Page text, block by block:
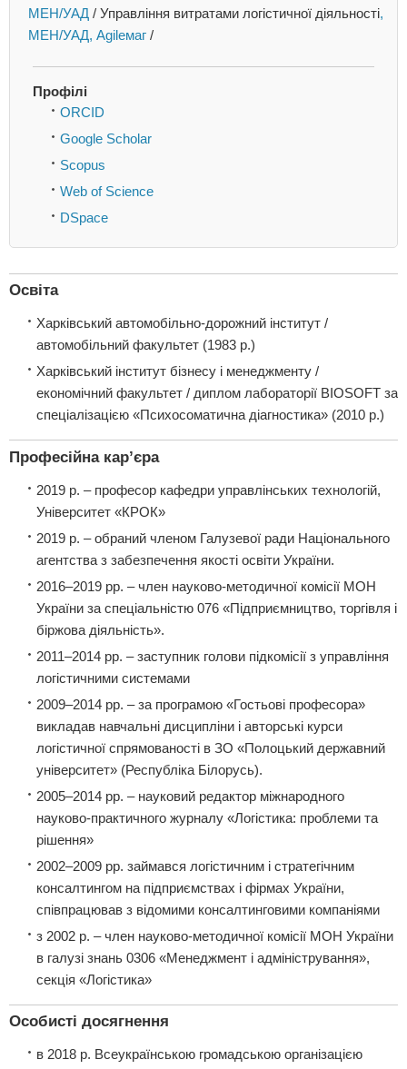
МЕН/УАД / Управління витратами логістичної діяльності,
МЕН/УАД, Agileмаг /
Профілі
ORCID
Google Scholar
Scopus
Web of Science
DSpace
Освіта
Харківський автомобільно-дорожний інститут /
автомобільний факультет (1983 р.)
Харківський інститут бізнесу і менеджменту /
економічний факультет / диплом лабораторії BIOSOFT за
спеціалізацією «Психосоматична діагностика» (2010 р.)
Професійна кар’єра
2019 р. – професор кафедри управлінських технологій,
Університет «КРОК»
2019 р. – обраний членом Галузевої ради Національного
агентства з забезпечення якості освіти України.
2016–2019 рр. – член науково-методичної комісії МОН
України за спеціальністю 076 «Підприємництво, торгівля і
біржова діяльність».
2011–2014 рр. – заступник голови підкомісії з управління
логістичними системами
2009–2014 рр. – за програмою «Гостьові професора»
викладав навчальні дисципліни і авторські курси
логістичної спрямованості в ЗО «Полоцький державний
університет» (Республіка Білорусь).
2005–2014 рр. – науковий редактор міжнародного
науково-практичного журналу «Логістика: проблеми та
рішення»
2002–2009 рр. займався логістичним і стратегічним
консалтингом на підприємствах і фірмах України,
співпрацював з відомими консалтинговими компаніями
з 2002 р. – член науково-методичної комісії МОН України
в галузі знань 0306 «Менеджмент і адміністрування»,
секція «Логістика»
Особисті досягнення
в 2018 р. Всеукраїнською громадською організацією